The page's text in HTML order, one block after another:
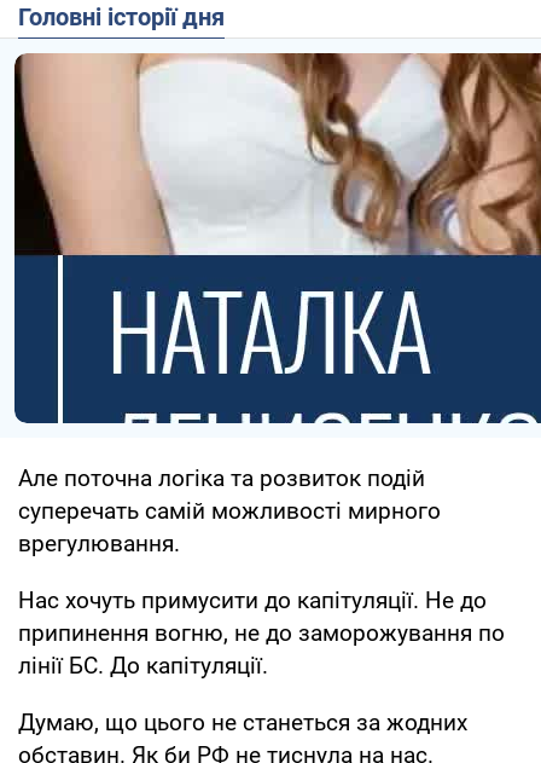
Головні історії дня
Але поточна логіка та розвиток подій
суперечать самій можливості мирного
врегулювання.
Нас хочуть примусити до капітуляції. Не до
припинення вогню, не до заморожування по
лінії БС. До капітуляції.
Думаю, що цього не станеться за жодних
обставин. Як би РФ не тиснула на нас.